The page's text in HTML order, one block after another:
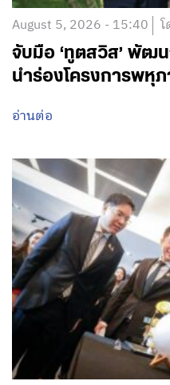
August 5, 2026 - 15:40
จับมือ ‘ทูตสวิส’ พัฒ
นำร่องโครงการพหุ
อ่านต่อ